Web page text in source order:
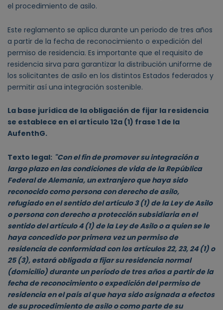
el procedimiento de asilo.
Este reglamento se aplica durante un periodo de tres años
a partir de la fecha de reconocimiento o expedición del
permiso de residencia. Es importante que el requisito de
residencia sirva para garantizar la distribución uniforme de
los solicitantes de asilo en los distintos Estados federados y
permitir así una integración sostenible.
La base jurídica de la obligación de fijar la residencia
se establece en el artículo 12a (1) frase 1 de la
AufenthG.
Texto legal: "Con el fin de promover su integración a
largo plazo en las condiciones de vida de la República
Federal de Alemania, un extranjero que haya sido
reconocido como persona con derecho de asilo,
refugiado en el sentido del artículo 3 (1) de la Ley de Asilo
o persona con derecho a protección subsidiaria en el
sentido del artículo 4 (1) de la Ley de Asilo o a quien se le
haya concedido por primera vez un permiso de
residencia de conformidad con los artículos 22, 23, 24 (1) o
25 (3), estará obligada a fijar su residencia normal
(domicilio) durante un período de tres años a partir de la
fecha de reconocimiento o expedición del permiso de
residencia en el país al que haya sido asignada a efectos
de su procedimiento de asilo o como parte de su